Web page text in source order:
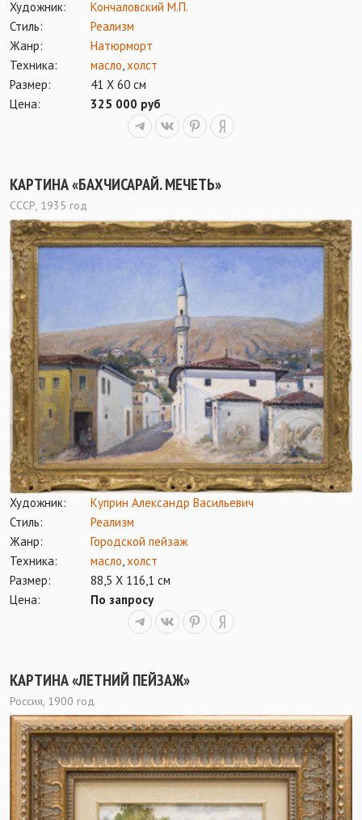
Художник:
Кончаловский М.П.
Стиль:
Реализм
Жанр:
Натюрморт
Техника:
масло,холст
Размер:
41 Х 60 см
Цена:
325 000 руб
КАРТИНА «БАХЧИСАРАЙ. МЕЧЕТЬ»
СССР, 1935 год
Художник:
Куприн Александр Васильевич
Стиль:
Реализм
Жанр:
Городской пейзаж
Техника:
масло,холст
Размер:
88,5 Х 116,1 см
Цена:
По запросу
КАРТИНА «ЛЕТНИЙ ПЕЙЗАЖ»
Россия, 1900 год